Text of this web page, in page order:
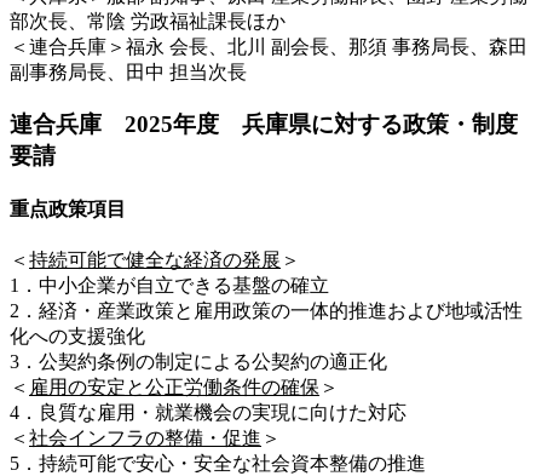
部次長、常陰 労政福祉課長ほか
＜連合兵庫＞福永 会長、北川 副会長、那須 事務局長、森田
副事務局長、田中 担当次長
連合兵庫 2025年度 兵庫県に対する政策・制度
要請
重点政策項目
＜ 持続可能で健全な経済の発展 ＞
1．中小企業が自立できる基盤の確立
2．経済・産業政策と雇用政策の一体的推進および地域活性
化への支援強化
3．公契約条例の制定による公契約の適正化
＜ 雇用の安定と公正労働条件の確保 ＞
4．良質な雇用・就業機会の実現に向けた対応
＜ 社会インフラの整備・促進 ＞
5．持続可能で安心・安全な社会資本整備の推進